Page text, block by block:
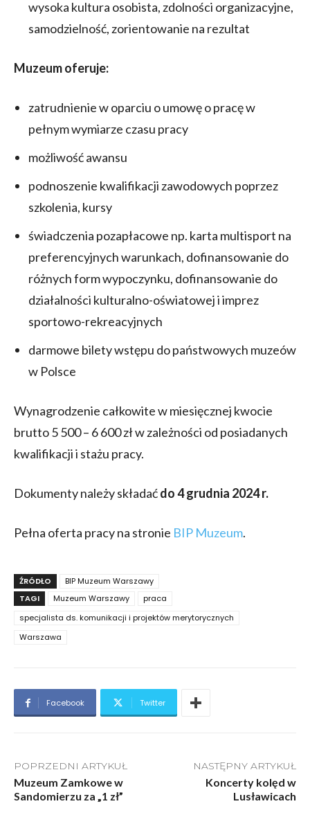
wysoka kultura osobista, zdolności organizacyjne,
samodzielność, zorientowanie na rezultat
Muzeum oferuje:
zatrudnienie w oparciu o umowę o pracę w
pełnym wymiarze czasu pracy
możliwość awansu
podnoszenie kwalifikacji zawodowych poprzez
szkolenia, kursy
świadczenia pozapłacowe np. karta multisport na
preferencyjnych warunkach, dofinansowanie do
różnych form wypoczynku, dofinansowanie do
działalności kulturalno-oświatowej i imprez
sportowo-rekreacyjnych
darmowe bilety wstępu do państwowych muzeów
w Polsce
Wynagrodzenie całkowite w miesięcznej kwocie
brutto 5 500 – 6 600 zł w zależności od posiadanych
kwalifikacji i stażu pracy.
Dokumenty należy składaćdo 4 grudnia 2024 r.
Pełna oferta pracy na stronie BIP Muzeum.
ŹRÓDŁO
BIP Muzeum Warszawy
TAGI
Muzeum Warszawy
praca
specjalista ds. komunikacji i projektów merytorycznych
Warszawa
Facebook Twitter
POPRZEDNI ARTYKUŁ
Muzeum Zamkowe w
Sandomierzu za „1 zł”
NASTĘPNY ARTYKUŁ
Koncerty kolęd w
Lusławicach